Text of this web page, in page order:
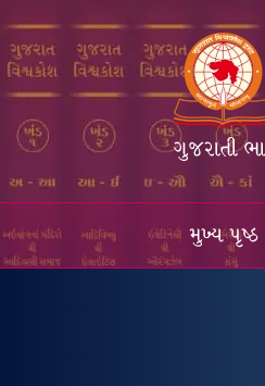
ગુજરાતી
મુખ્ય પૃષ્ઠ